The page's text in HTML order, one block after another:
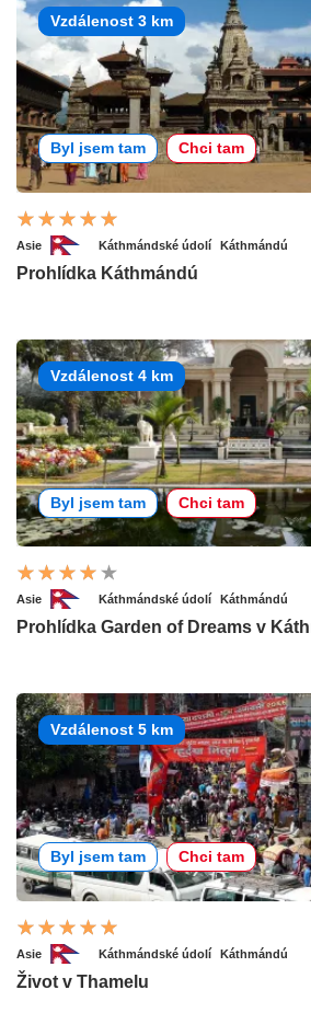
Vzdálenost 3 km
Byl jsem tam Chci tam
Asie Káthmándské údolí Káthmándú
Prohlídka Káthmándú
Vzdálenost 4 km
Byl jsem tam Chci tam
Asie Káthmándské údolí Káthmándú
Prohlídka Garden of Dreams v
Vzdálenost 5 km
Byl jsem tam Chci tam
Asie Káthmándské údolí Káthmándú
Život v Thamelu